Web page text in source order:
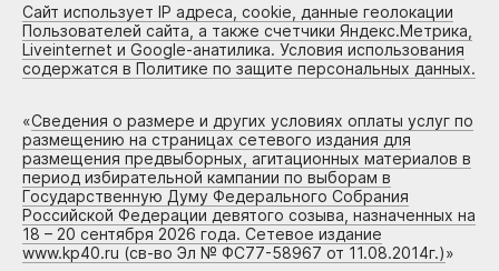
Сайт использует IP адреса, cookie, данные геолокации
Пользователей сайта, а также счетчики Яндекс.Метрика,
Liveinternet и Google-анатилика. Условия использования
содержатся в Политике по защите персональных данных.
«Сведения о размере и других условиях оплаты услуг по
размещению на страницах сетевого издания для
размещения предвыборных, агитационных материалов в
период избирательной кампании по выборам в
Государственную Думу Федерального Собрания
Российской Федерации девятого созыва, назначенных на
18 – 20 сентября 2026 года. Сетевое издание
www.kp40.ru (св-во Эл № ФС77-58967 от 11.08.2014г.)»